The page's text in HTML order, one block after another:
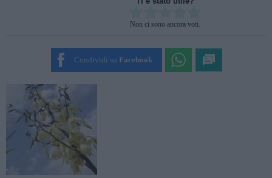
SUBMIT RATING
Non ci sono ancora voti.
Condividi su Facebook